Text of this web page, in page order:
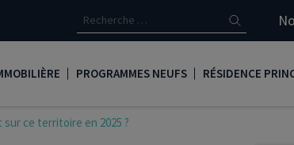
PROGRAMMES NEUFS
Appartements neufs à Paris
RÉSIDENCE
ce territoire en 2025 ?